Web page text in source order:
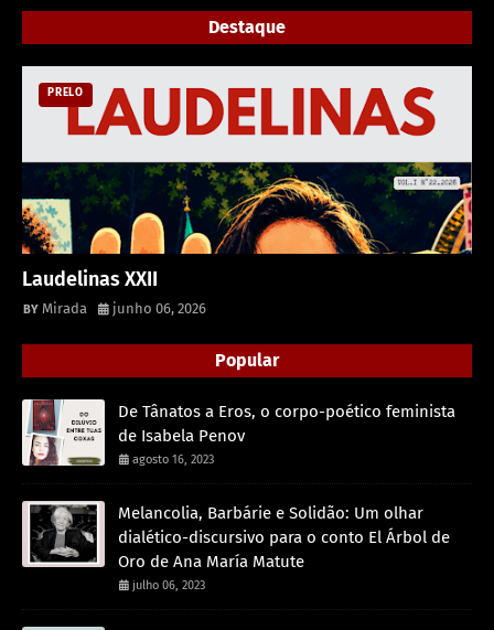
Destaque
PRELO
Laudelinas XXII
Mirada junho 06, 2026
Popular
De Tânatos a Eros, o corpo-poético feminista
de Isabela Penov
agosto 16, 2023
Melancolia, Barbárie e Solidão: Um olhar
dialético-discursivo para o conto El Árbol de
Oro de Ana María Matute
julho 06, 2023